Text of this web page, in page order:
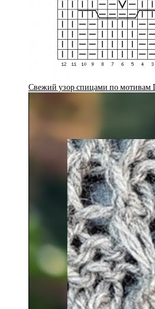
Свежий узор спицами по мотивам